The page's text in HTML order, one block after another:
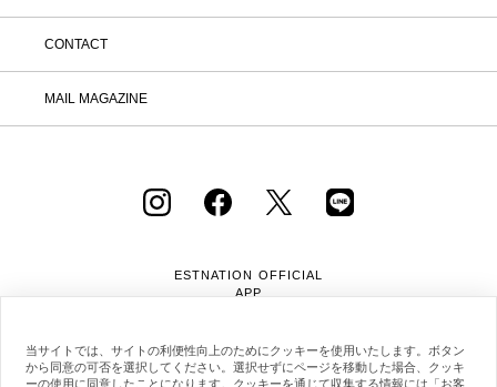
CONTACT
MAIL MAGAZINE
ESTNATION OFFICIAL
APP
当サイトでは、サイトの利便性向上のためにクッキーを使用いたします。ボタン
から同意の可否を選択してください。選択せずにページを移動した場合、クッキ
ーの使用に同意したことになります。クッキーを通じて収集する情報には「お客